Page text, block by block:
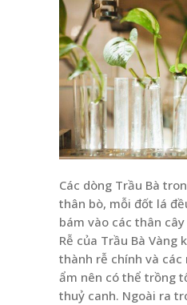
Các dòng Trầu Bà
thân bò, mỗi đốt lá
bám vào các thân
Rễ của Trầu Bà Vàng
thành rễ chính và các
ẩm nên có thể trồng
thuỷ canh. Ngoài ra